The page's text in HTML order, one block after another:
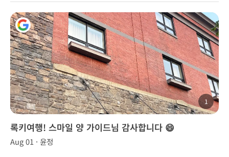
1
록키여행! 스마일 양 가이드님 감사합니다 😄
Aug 01 · 윤정